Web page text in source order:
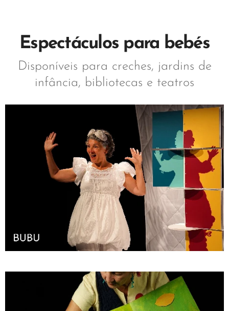
Espectáculos para bebés
Disponíveis para creches, jardins de
infância, bibliotecas e teatros